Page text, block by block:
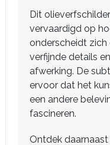
Dit
vervaardigd op
onderscheidt zich
verfijnde details
afwerking. De
ervoor dat het
een andere
fascineren.
Ontdek